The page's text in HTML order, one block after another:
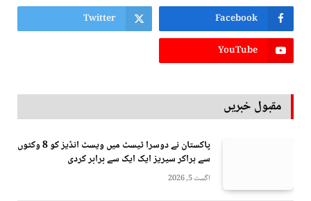
Facebook
Twitter
YouTube
مقبول خبریں
پاکستان نے دوسرا ٹیسٹ میں ویسٹ انڈیز کو 8 وکٹوں
سے ہراکر سیریز ایک ایک سے برابر کردی
اگست 5, 2026